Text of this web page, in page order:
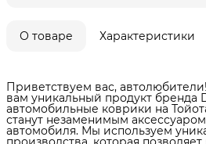
О товаре Характеристики
Приветствуем вас,
вам уникальный продукт
автомобильные коврики на
станут незаменимым
автомобиля. Мы используем